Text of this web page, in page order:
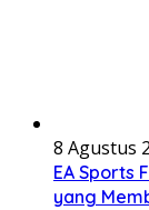
8 Agustus
EA Sports
yang